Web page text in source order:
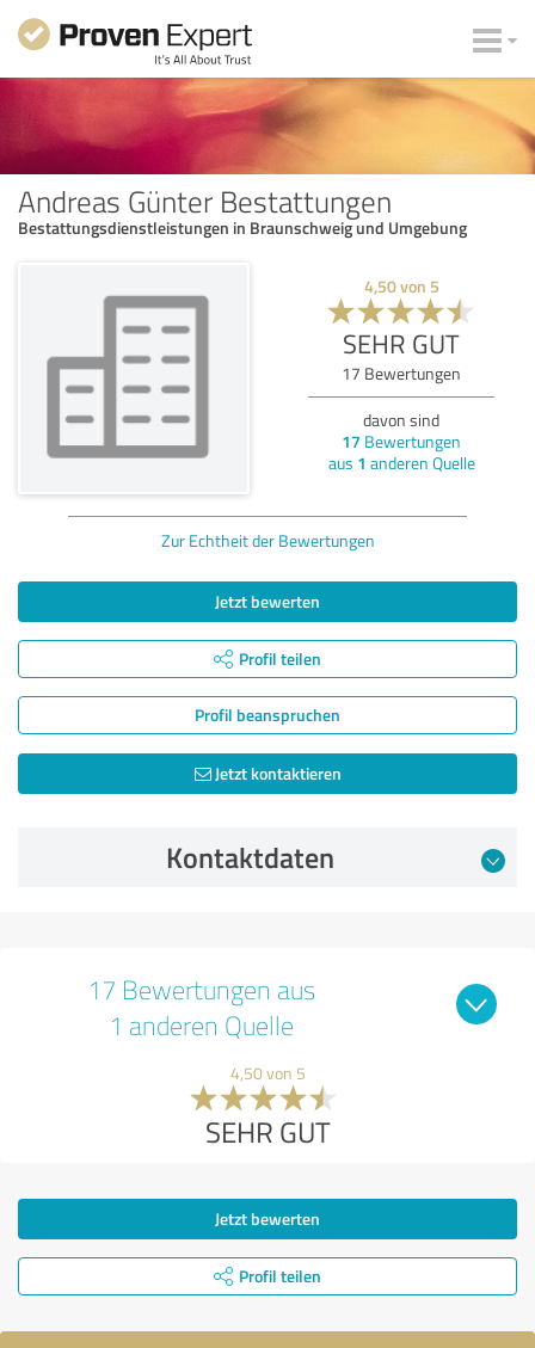
Andreas Günter Bestattungen
Bestattungsdienstleistungen in Braunschweig und Umgebung
4,50von 5
SEHR GUT
17 Bewertungen
davon sind
17 Bewertungen
aus 1 anderen Quelle
Zur Echtheit der Bewertungen
Jetzt bewerten
Profil teilen
Profil beanspruchen
Jetzt kontaktieren
Kontaktdaten
17 Bewertungen aus
1 anderen Quelle
4,50 von 5
SEHR GUT
Jetzt bewerten
Profil teilen